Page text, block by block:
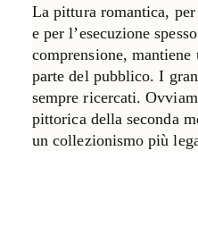
La pittura romantica,
e per l’esecuzione
comprensione, mantiene
parte del pubblico. I
sempre ricercati.
pittorica della seconda
un collezionismo più